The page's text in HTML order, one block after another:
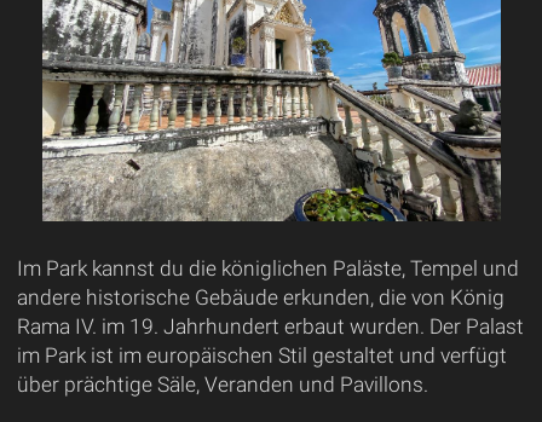
Im Park kannst du die königlichen Paläste, Tempel und
andere historische Gebäude erkunden, die von König
Rama IV. im 19. Jahrhundert erbaut wurden. Der Palast
im Park ist im europäischen Stil gestaltet und verfügt
über prächtige Säle, Veranden und Pavillons.